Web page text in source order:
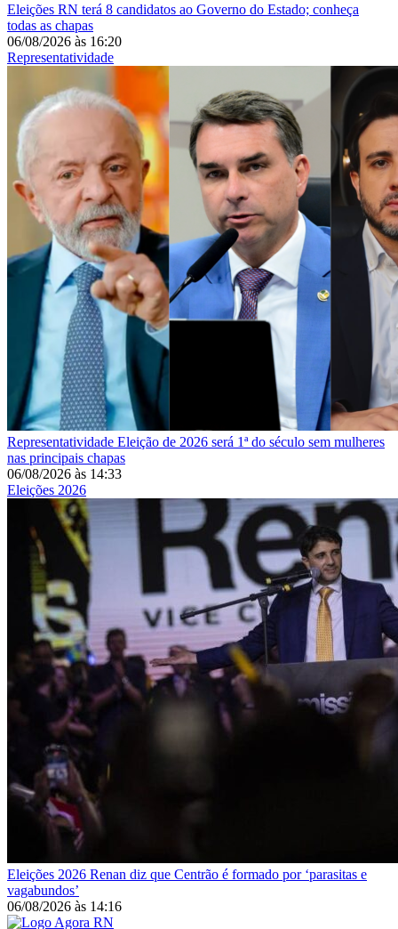
Eleições RN terá 8 candidatos ao Governo do Estado; conheça
todas as chapas
06/08/2026 às 16:20
Representatividade
Representatividade Eleição de 2026 será 1ª do século sem mulheres
nas principais chapas
06/08/2026 às 14:33
Eleições 2026
Eleições 2026 Renan diz que Centrão é formado por ‘parasitas e
vagabundos’
06/08/2026 às 14:16